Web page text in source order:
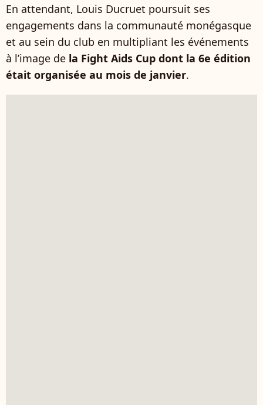
En attendant, Louis Ducruet poursuit ses
engagements dans la communauté monégasque
et au sein du club en multipliant les événements
à l’image de la Fight Aids Cup dont la 6e édition
était organisée au mois de janvier.